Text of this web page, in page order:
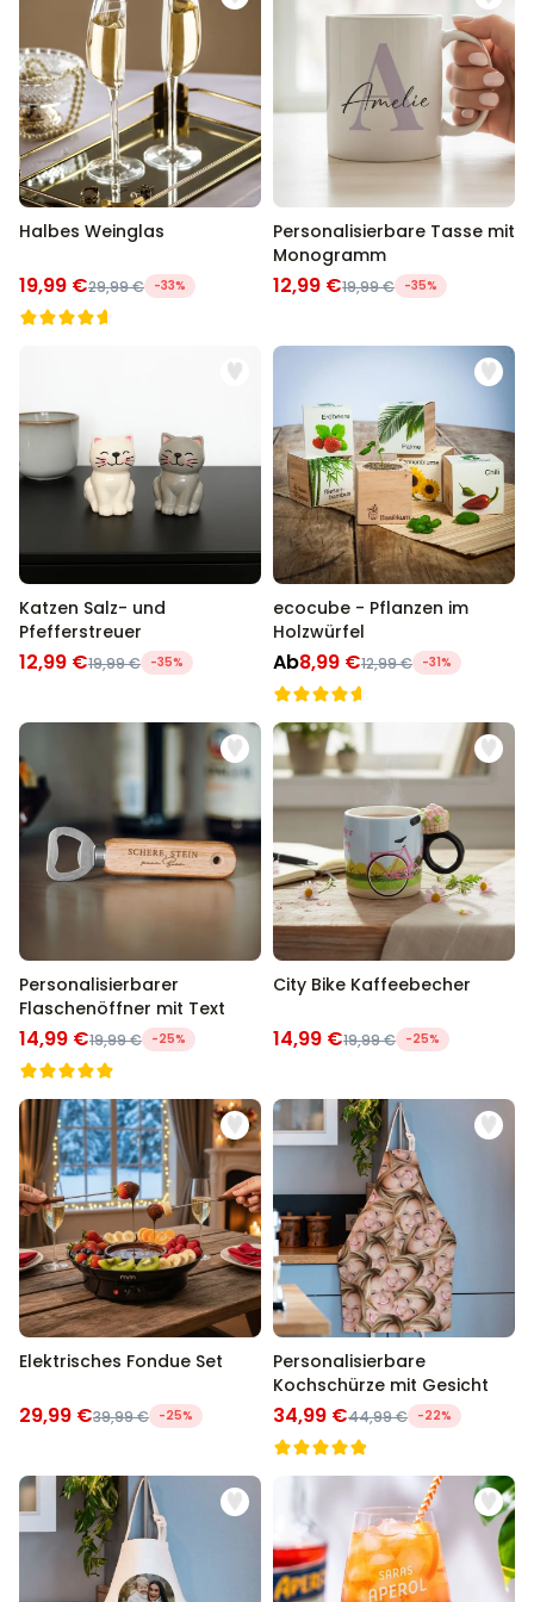
Halbes Weinglas
19,99 €29,99 € -33%
Personalisierbare Tasse mit
Monogramm
12,99 €19,99 € -35%
Katzen Salz- und
Pfefferstreuer
12,99 €19,99 € -35%
ecocube - Pflanzen im
Holzwürfel
Ab8,99 €12,99 € -31%
Personalisierbarer
Flaschenöffner mit Text
14,99 €19,99 € -25%
City Bike Kaffeebecher
14,99 €19,99 € -25%
Elektrisches Fondue Set
29,99 €39,99 € -25%
Personalisierbare
Kochschürze mit Gesicht
34,99 €44,99 € -22%